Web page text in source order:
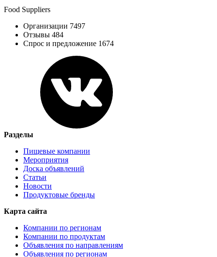
Food Suppliers
Организации 7497
Отзывы 484
Спрос и предложение 1674
Разделы
Пищевые компании
Мероприятия
Доска объявлений
Статьи
Новости
Продуктовые бренды
Карта сайта
Компании по регионам
Компании по продуктам
Объявления по направлениям
Объявления по регионам